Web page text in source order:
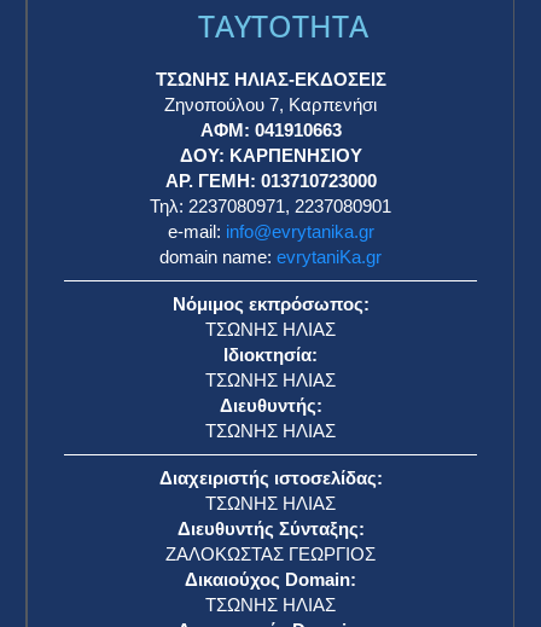
TAYTOTHTA
ΤΣΩΝΗΣ ΗΛΙΑΣ-ΕΚΔΟΣΕΙΣ
Ζηνοπούλου 7, Καρπενήσι
ΑΦΜ: 041910663
ΔΟΥ: ΚΑΡΠΕΝΗΣΙΟΥ
ΑΡ. ΓΕΜΗ: 013710723000
Τηλ: 2237080971, 2237080901
e-mail: info@evrytanika.gr
domain name: evrytaniKa.gr
Νόμιμος εκπρόσωπος:
ΤΣΩΝΗΣ ΗΛΙΑΣ
Ιδιοκτησία:
ΤΣΩΝΗΣ ΗΛΙΑΣ
Διευθυντής:
ΤΣΩΝΗΣ ΗΛΙΑΣ
Διαχειριστής ιστοσελίδας:
ΤΣΩΝΗΣ ΗΛΙΑΣ
Διευθυντής Σύνταξης:
ΖΑΛΟΚΩΣΤΑΣ ΓΕΩΡΓΙΟΣ
Δικαιούχος Domain:
ΤΣΩΝΗΣ ΗΛΙΑΣ